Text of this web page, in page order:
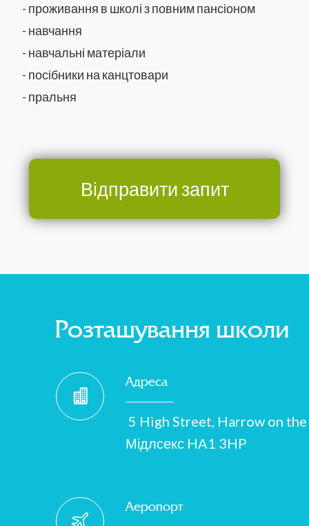
​​​​​​​- проживання в школі з повним пансіоном
- навчання
- навчальні матеріали
- посібники на канцтовари
- пральня
Відправити запит
Розташування школи
Адреса
5 High Street, Harrow on
Мідлсекс HA1 3HP
Аеропорт